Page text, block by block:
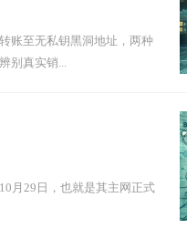
账至无私钥黑洞地址，两种
别真实销...
月29日，也就是其主网正式